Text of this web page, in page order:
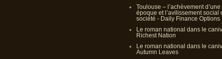
Toulouse – l’achèvement d’une
époque et l’avilissement social
société - Daily Finance Options
Le roman national dans le
Richest Nation
Le roman national dans le
Autumn Leaves